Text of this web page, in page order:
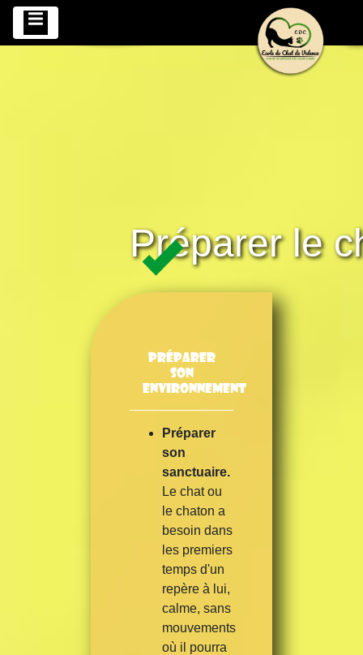
Préparer le
Préparer
son
environnement
Préparer
son
sanctuaire.
Le chat ou
le chaton a
besoin dans
les premiers
temps d'un
repère à lui,
calme, sans
mouvements
où il pourra